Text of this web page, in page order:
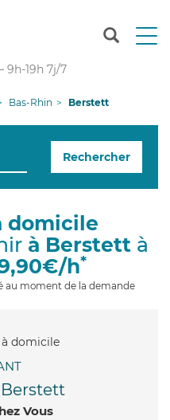
T
n
g
i
9h-19h 7j/7
Bas-Rhin Berstett
Rechercher
domicile
à Berstettà
h*
au moment de la demande
Berstett
Vous